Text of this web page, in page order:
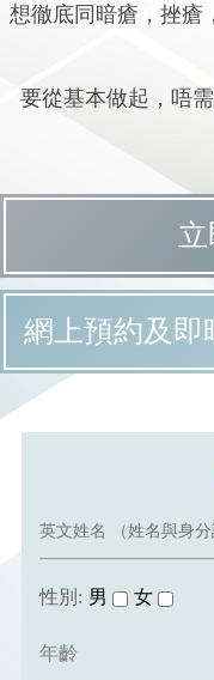
想徹底同暗瘡，挫瘡
要從基本做起，唔
網上預約及即
性別: 男 女